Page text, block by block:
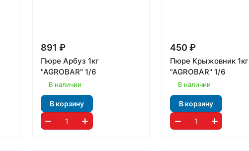
891 ₽
Пюре Арбуз 1кг
"AGROBAR" 1/6
В наличии
В корзину
450 ₽
Пюре Крыжовник 1кг
"AGROBAR" 1/6
В наличии
В корзину